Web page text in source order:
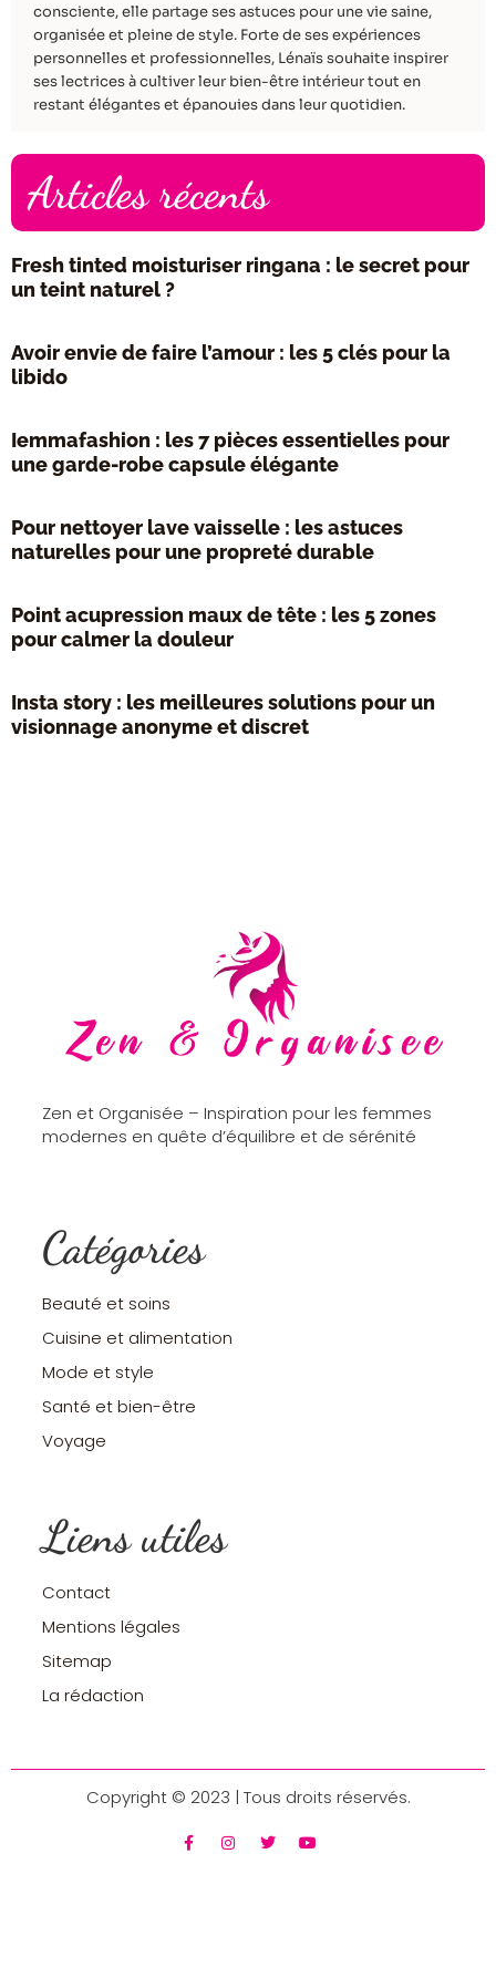
consciente, elle partage ses astuces pour une vie saine,
organisée et pleine de style. Forte de ses expériences
personnelles et professionnelles, Lénaïs souhaite inspirer
ses lectrices à cultiver leur bien-être intérieur tout en
restant élégantes et épanouies dans leur quotidien.
Articles récents
Fresh tinted moisturiser ringana : le secret pour
un teint naturel ?
Avoir envie de faire l’amour : les 5 clés pour la
libido
Iemmafashion : les 7 pièces essentielles pour
une garde-robe capsule élégante
Pour nettoyer lave vaisselle : les astuces
naturelles pour une propreté durable
Point acupression maux de tête : les 5 zones
pour calmer la douleur
Insta story : les meilleures solutions pour un
visionnage anonyme et discret
Zen et Organisée – Inspiration pour les femmes
modernes en quête d’équilibre et de sérénité
Catégories
Beauté et soins
Cuisine et alimentation
Mode et style
Santé et bien-être
Voyage
Liens utiles
Contact
Mentions légales
Sitemap
La rédaction
Copyright © 2023 | Tous droits réservés.